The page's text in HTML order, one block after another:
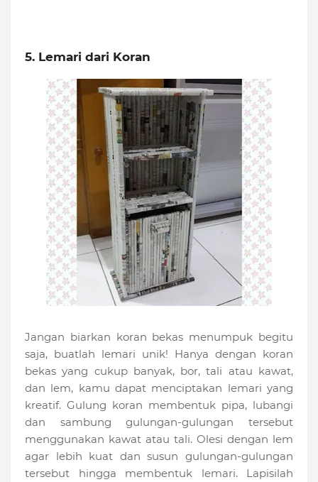
5. Lemari dari Koran
Jangan biarkan koran bekas menumpuk begitu
saja, buatlah lemari unik! Hanya dengan koran
bekas yang cukup banyak, bor, tali atau kawat,
dan lem, kamu dapat menciptakan lemari yang
kreatif. Gulung koran membentuk pipa, lubangi
dan sambung gulungan-gulungan tersebut
menggunakan kawat atau tali. Olesi dengan lem
agar lebih kuat dan susun gulungan-gulungan
tersebut hingga membentuk lemari. Lapisilah